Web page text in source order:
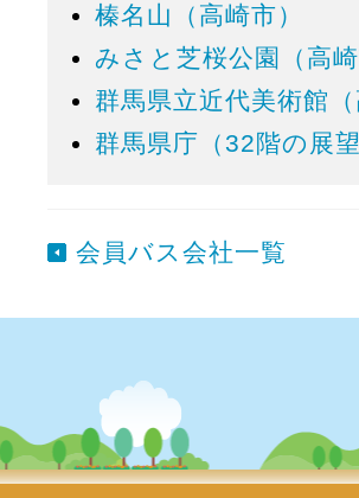
榛名山（高崎市）
みさと芝桜公園（高崎
群馬県立近代美術館（
群馬県庁（32階の展
会員バス会社一覧